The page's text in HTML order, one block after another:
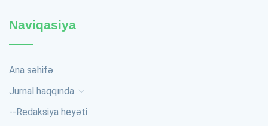
Naviqasiya
Ana səhifə
Jurnal haqqında
--Redaksiya heyəti